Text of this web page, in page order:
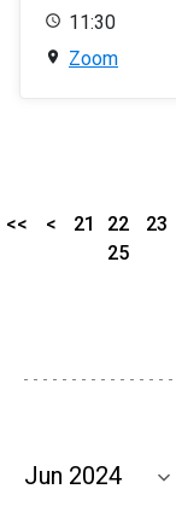
11:30
Zoom
<< < 21 22 23
25